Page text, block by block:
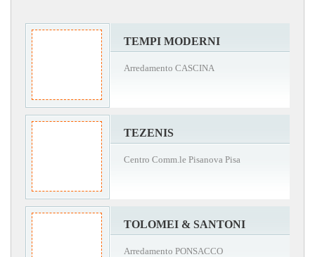
TEMPI MODERNI
Arredamento CASCINA
TEZENIS
Centro Comm.le Pisanova Pisa
TOLOMEI & SANTONI
Arredamento PONSACCO